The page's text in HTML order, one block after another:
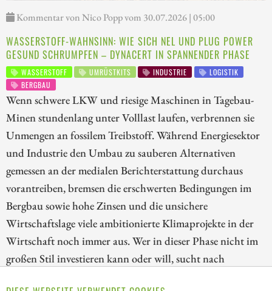
Kommentar von Nico Popp vom 30.07.2026 | 05:00
WASSERSTOFF-WAHNSINN: WIE SICH NEL UND PLUG POWER
GESUND SCHRUMPFEN – DYNACERT IN SPANNENDER PHASE
WASSERSTOFF UMRÜSTKITS INDUSTRIE
LOGISTIK
BERGBAU
Wenn schwere LKW und riesige Maschinen in Tagebau-
Minen stundenlang unter Volllast laufen, verbrennen sie
Unmengen an fossilem Treibstoff. Während Energiesektor
und Industrie den Umbau zu sauberen Alternativen
gemessen an der medialen Berichterstattung durchaus
vorantreiben, bremsen die erschwerten Bedingungen im
Bergbau sowie hohe Zinsen und die unsichere
Wirtschaftslage viele ambitionierte Klimaprojekte in der
Wirtschaft noch immer aus. Wer in dieser Phase nicht im
großen Stil investieren kann oder will, sucht nach